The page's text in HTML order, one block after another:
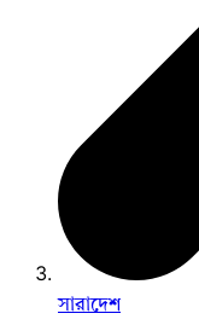
সারাদেশ